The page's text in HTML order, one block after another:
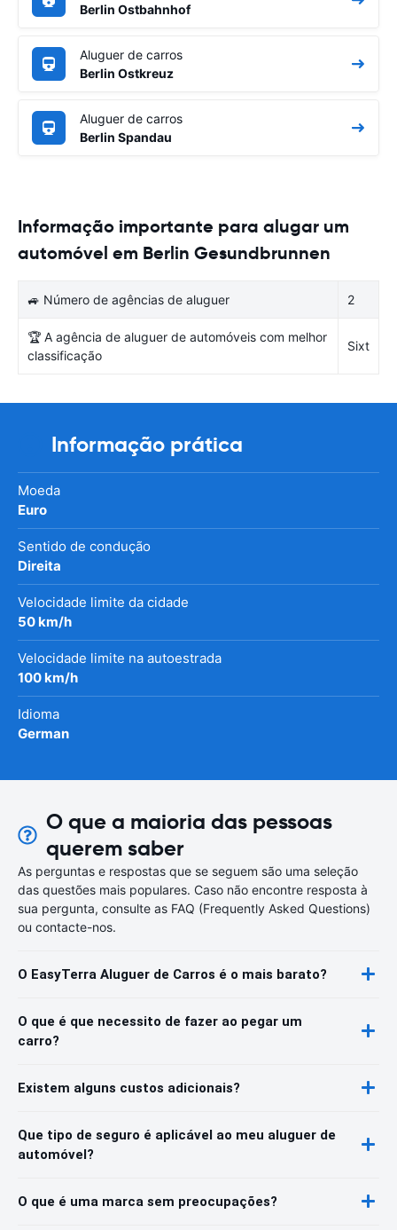
Berlin Ostbahnhof
Aluguer de carros
Berlin Ostkreuz
Aluguer de carros
Berlin Spandau
Informação importante para alugar um
automóvel em Berlin Gesundbrunnen
🚙 Número de agências de aluguer 2
🏆 A agência de aluguer de automóveis com melhor
classificação
Sixt
Informação prática
Moeda
Euro
Sentido de condução
Direita
Velocidade limite da cidade
50 km/h
Velocidade limite na autoestrada
100 km/h
Idioma
German
O que a maioria das pessoas
querem saber
As perguntas e respostas que se seguem são uma seleção
das questões mais populares. Caso não encontre resposta à
sua pergunta, consulte as FAQ (Frequently Asked Questions)
ou contacte-nos.
O EasyTerra Aluguer de Carros é o mais barato?
O que é que necessito de fazer ao pegar um
carro?
Existem alguns custos adicionais?
Que tipo de seguro é aplicável ao meu aluguer de
automóvel?
O que é uma marca sem preocupações?